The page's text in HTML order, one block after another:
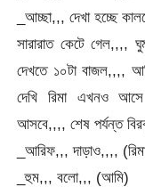
_আচ্ছা,,, দেখা হচ্ছে
সারারাত কেটে গেল,,,,
দেখতে ১০টা বাজল,,,,
দেখি রিমা এখনও
আসবে,,,, শেষ পর্যন্ত
_আরিফ,,, দাড়াও,,,,
_হুম,,, বলো,,, (আমি)